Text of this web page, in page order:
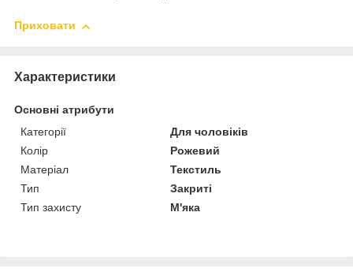
Приховати
Характеристики
Основні атрибути
Категорії
Для чоловіків
Колір
Рожевий
Матеріал
Текстиль
Тип
Закриті
Тип захисту
М'яка